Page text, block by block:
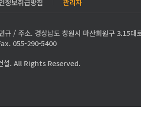
정보취급방침 관리자
규 / 주소. 경상남도 창원시 마산회원구 3.15대
055-290-5400
. All Rights Reserved.